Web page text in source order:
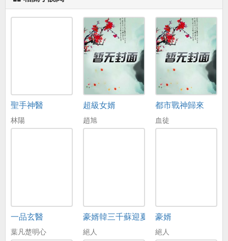
聖手神醫
林陽
超級女婿
趙旭
都市戰神歸來
血徒
一品玄醫
葉凡楚明心
豪婿韓三千蘇迎夏
絕人
豪婿
絕人